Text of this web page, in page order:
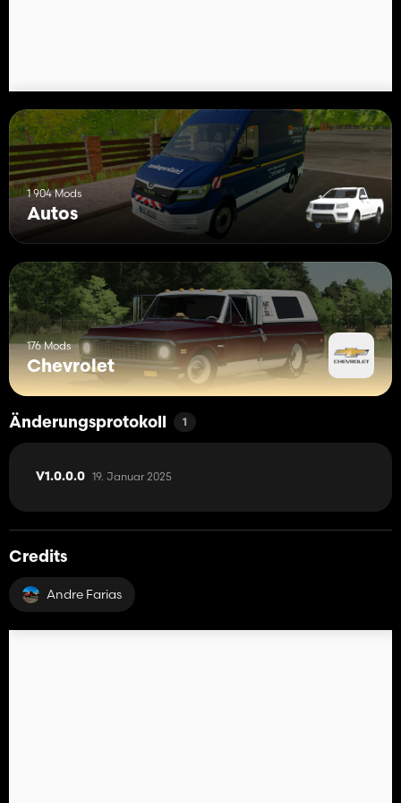
1 904 Mods
Autos
176 Mods
Chevrolet
Änderungsprotokoll 1
V1.0.0.0 19. Januar 2025
Credits
Andre Farias